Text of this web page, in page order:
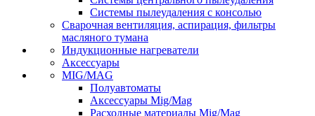
Системы пылеудаления с консолью
Сварочная вентиляция, аспирация, фильтры
масляного тумана
Индукционные нагреватели
Аксессуары
MIG/MAG
Полуавтоматы
Аксессуары Mig/Mag
Расходные материалы Mig/Mag